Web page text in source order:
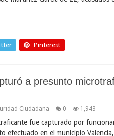
Pinterest
a presunto
Ciudadana 0 1,943
fue capturado por
efectuado en el municipio